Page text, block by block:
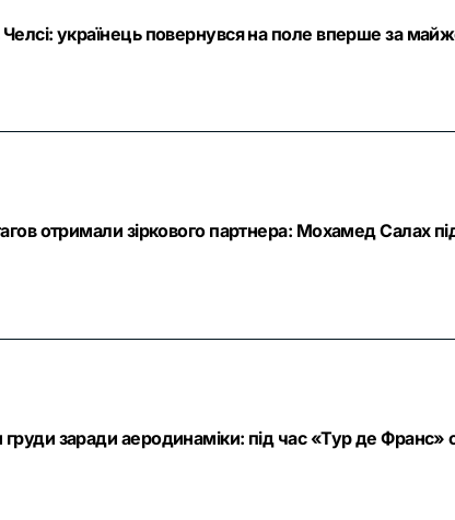
українець повернувся на поле вперше за
отримали зіркового партнера: Мохамед Салах
заради аеродинаміки: під час «Тур де Франс»